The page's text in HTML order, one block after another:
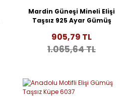
Mardin Güneşi Mineli Elişi
Taşsız 925 Ayar Gümüş
905,79 TL
1.065,64 TL